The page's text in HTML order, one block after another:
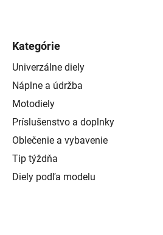
Kategórie
Univerzálne diely
Náplne a údržba
Motodiely
Príslušenstvo a doplnky
Oblečenie a vybavenie
Tip týždňa
Diely podľa modelu